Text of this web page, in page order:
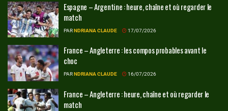
Espagne – Argentine : heure, chaîne et où regarder le
match
PARNDRIANA CLAUDE 17/07/2026
France – Angleterre : les compos probables avant le
choc
PARNDRIANA CLAUDE 16/07/2026
France – Angleterre : heure, chaîne et où regarder le
match